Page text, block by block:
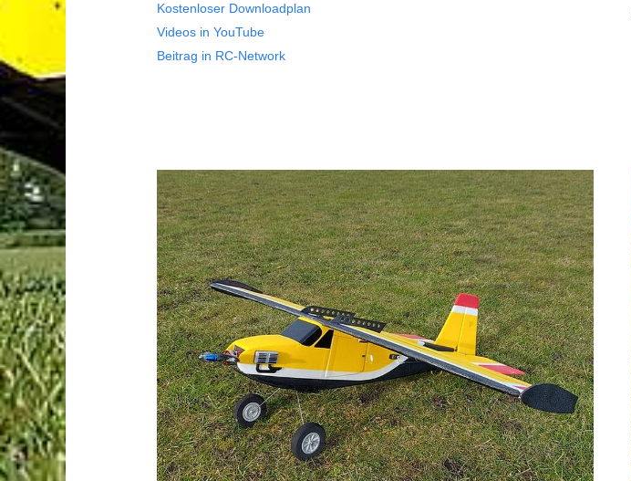
Kostenloser Downloadplan
Videos in YouTube
Beitrag in RC-Network